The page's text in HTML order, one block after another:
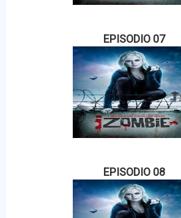
EPISODIO 07
EPISODIO 08